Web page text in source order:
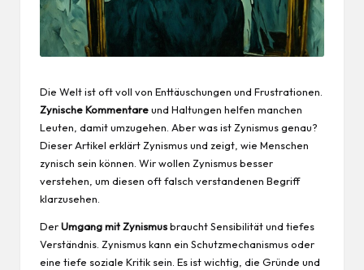
Die Welt ist oft voll von Enttäuschungen und Frustrationen.
Zynische Kommentareund Haltungen helfen manchen
Leuten, damit umzugehen. Aber was ist Zynismus genau?
Dieser Artikel erklärt Zynismus und zeigt, wie Menschen
zynisch sein können. Wir wollen Zynismus besser
verstehen, um diesen oft falsch verstandenen Begriff
klarzusehen.
DerUmgang mit Zynismusbraucht Sensibilität und tiefes
Verständnis. Zynismus kann ein Schutzmechanismus oder
eine tiefe soziale Kritik sein. Es ist wichtig, die Gründe und